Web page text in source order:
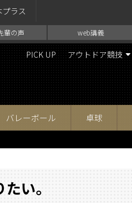
ラス
輩の声 web講義
PICK UP アウトドア競技
バレーボール 卓球
い。